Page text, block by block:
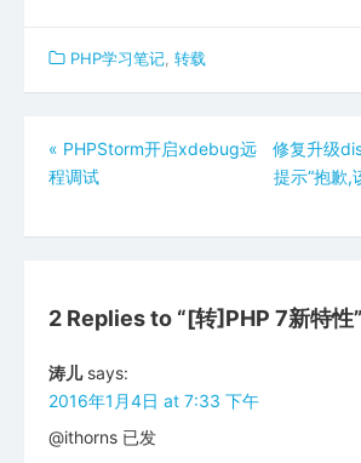
PHP学习笔记 转载
文
章
« PHPStorm开启xdebug远
程调试
修复升级
提示“抱歉,
2 Replies to “[转]PHP 7新特性”
涛儿 says:
2016年1月4日 at 7:33 下午
@ithorns 已发